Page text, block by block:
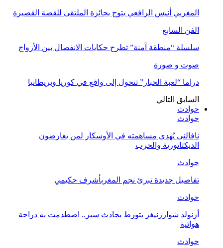
المغربي أنيس الرافعي يتوج بجائزة الملتقى للقصة القصيرة
الفن السابع
سلسلة “منطقة آمنة” تطرح حكايات الانفصال بين الأزواج
صوت و صورة
دراما “لعبة الحبار” تتحول إلى واقع في كوريا وبريطانيا
السابق التالي
حوادث
حوادث
نافالني يُهدي مساهمته في الأوسكار لمن يعارضون
الديكتاتورية والحرب
حوادث
تفاصيل جديدة تبرئ نجم المغربأشرف حكيمي
حوادث
أرنولد شوارزنيغر يتورط بحادث سير.. اصطدمت به دراجة
هوائية
حوادث